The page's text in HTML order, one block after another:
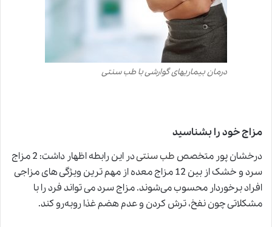
درمان بیماریهای گوارشی با طب سنتی
مزاج خود را بشناسید
درخشان پور متخصص طب سنتی
در این رابطه اظهار داشت: 2 مزاج
سرد و خشک از بین 12 مزاج معده از مهم ترین ویژگی های مزاجی
افراد برخوردار محسوب می‌شوند. مزاج سرد می تواند فرد را با
مشکلاتی چون نفخ، ترش کردن و عدم هضم غذا روبه‌رو کند.